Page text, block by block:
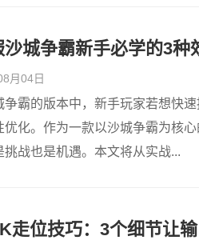
城争霸新手必学的3种
月04日
霸的版本中，新手玩家若想快
化。作为一款以沙城争霸为核
战也是机遇。本文将从实战...
走位技巧：3个细节让输